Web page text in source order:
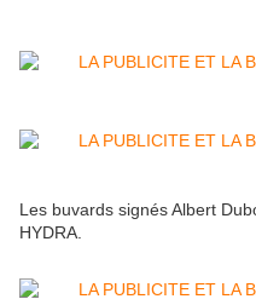
Les buvards signés Albert
HYDRA.